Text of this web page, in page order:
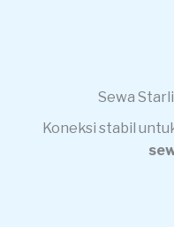
Sewa
Koneksi stabil